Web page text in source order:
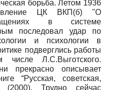
борьба. Летом 1936
ЦК ВКП(б) "О
в системе
последовал удар по
и психологии в
подверглись работы
Л.С.Выготского.
прекрасно описывает
“Русская, советская,
(2000). Трудно сейчас